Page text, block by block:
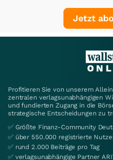
Jetzt
Profitieren Sie von unserem
zentralen verlagsunabhängigen
und fundierten Zugang in die
strategische Entscheidungen zu
✅ Größte Finanz-Community
✅ über 550.000 registrierte
✅ rund 2.000 Beiträge pro Tag
✅ verlagsunabhängige Partner